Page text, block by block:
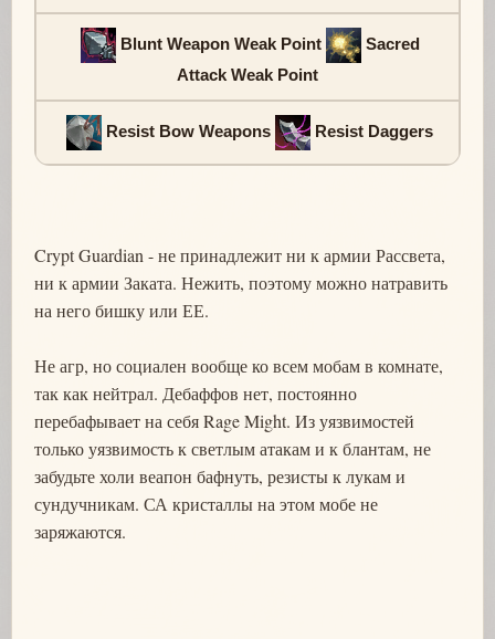
Blunt Weapon Weak Point
Sacred
Attack Weak Point
Resist Bow Weapons Resist Daggers
Crypt Guardian - не принадлежит ни к армии Рассвета,
ни к армии Заката. Нежить, поэтому можно натравить
на него бишку или ЕЕ.
Не агр, но социален вообще ко всем мобам в комнате,
так как нейтрал. Дебаффов нет, постоянно
перебафывает на себя Rage Might. Из уязвимостей
только уязвимость к светлым атакам и к блантам, не
забудьте холи веапон бафнуть, резисты к лукам и
сундучникам. СА кристаллы на этом мобе не
заряжаются.